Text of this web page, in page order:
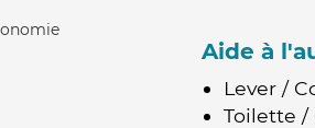
Aide à
Lever /
Toilette /